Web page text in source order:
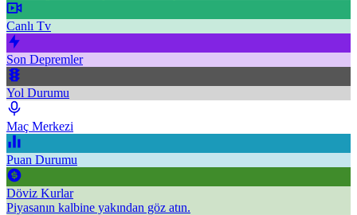
Canlı Tv
Son Depremler
Yol Durumu
Maç Merkezi
Puan Durumu
Döviz Kurlar
Piyasanın kalbine yakından göz atın.